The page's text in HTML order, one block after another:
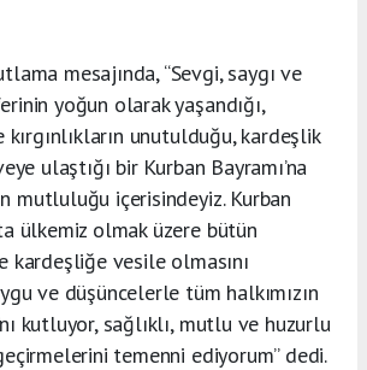
mesajında, “Sevgi, saygı ve
yoğun olarak yaşandığı,
kırgınlıkların unutulduğu, kardeşlik
ulaştığı bir Kurban Bayramı’na
mutluluğu içerisindeyiz. Kurban
ülkemiz olmak üzere bütün
kardeşliğe vesile olmasını
ve düşüncelerle tüm halkımızın
kutluyor, sağlıklı, mutlu ve huzurlu
temenni ediyorum” dedi.